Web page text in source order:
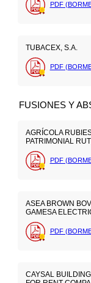
PDF
TUBACEX, S.A.
PDF
FUSIONES Y
AGRÍCOLA
PATRIMONIAL
PDF
ASEA BROWN
GAMESA
PDF
CAYSAL